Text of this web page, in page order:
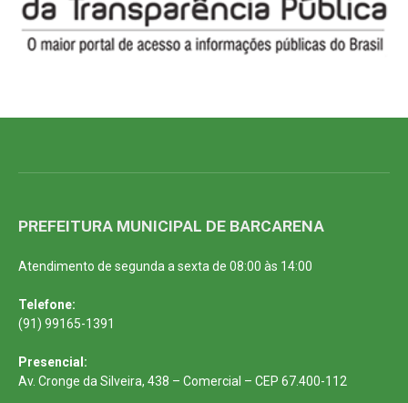
PREFEITURA MUNICIPAL DE BARCARENA
Atendimento de segunda a sexta de 08:00 às 14:00
Telefone:
(91) 99165-1391
Presencial:
Av. Cronge da Silveira, 438 – Comercial – CEP 67.400-112